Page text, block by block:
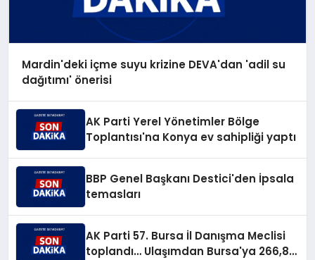
Mardin'deki içme suyu krizine DEVA'dan 'adil su
dağıtımı' önerisi
AK Parti Yerel Yönetimler Bölge
Toplantısı'na Konya ev sahipliği yaptı
BBP Genel Başkanı Destici'den İpsala
temasları
AK Parti 57. Bursa İl Danışma Meclisi
toplandı… Ulaşımdan Bursa'ya 266,8